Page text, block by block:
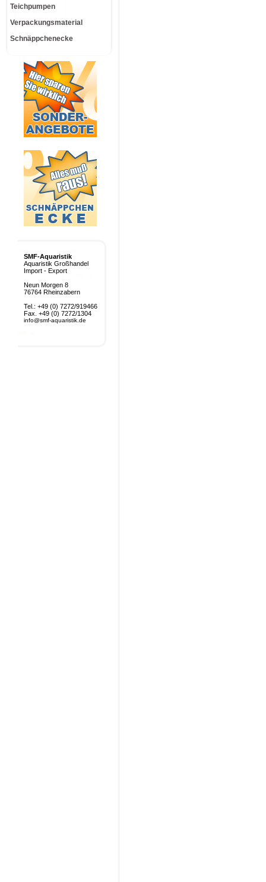
Teichpumpen
Verpackungsmaterial
Schnäppchenecke
SMF-Aquaristik
Aquaristik Großhandel
Import - Export
Neun Morgen 8
76764 Rheinzabern
Tel.: +49 (0) 7272/919466
Fax. +49 (0) 7272/1304
info@smf-aquaristik.de